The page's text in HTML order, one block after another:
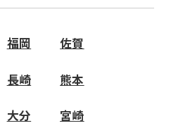
福岡 佐賀
長崎 熊本
大分 宮崎